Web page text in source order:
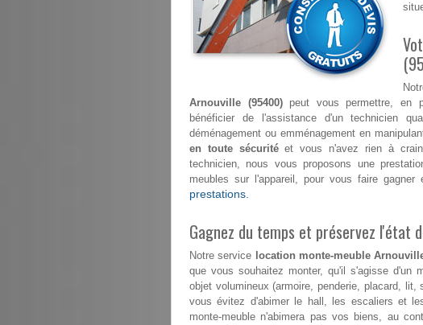
Arnouville (95400)peut vous permettre, en
bénéficier de l'assistance d'un technicien
déménagement ou emménagement en
en toute sécuritéet vous n'avez rien à
technicien, nous vous proposons une
meubles sur l'appareil, pour vous faire gagner
prestations.
Gagnez du temps et préservez l'état
Notre service location monte-meuble
que vous souhaitez monter, qu'il s'agisse d'un
objet volumineux (armoire, penderie, placard,
vous évitez d'abimer le hall, les escaliers et
monte-meuble n'abimera pas vos biens, au